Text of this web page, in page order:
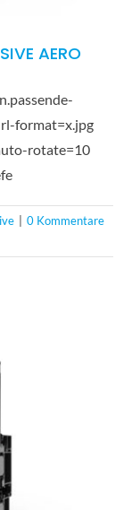
AERO
format=x.jpg
rotate=10
0 Kommentare